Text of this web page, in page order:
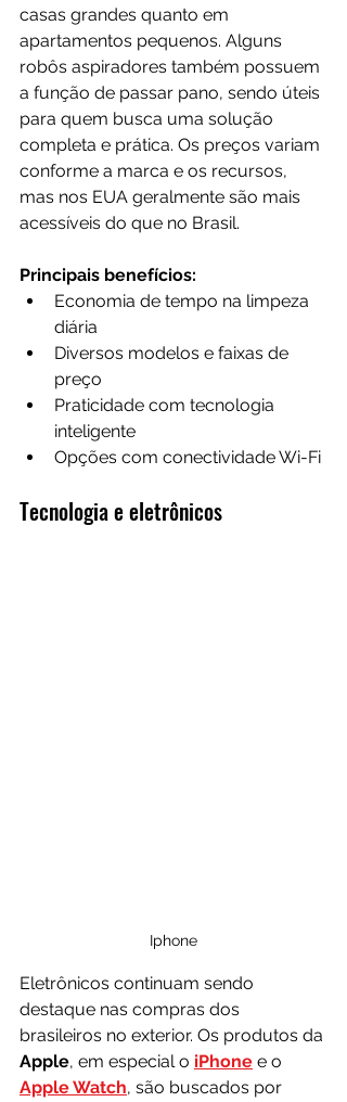
casas grandes quanto em
apartamentos pequenos. Alguns
robôs aspiradores também possuem
a função de passar pano, sendo úteis
para quem busca uma solução
completa e prática. Os preços variam
conforme a marca e os recursos,
mas nos EUA geralmente são mais
acessíveis do que no Brasil.
Principais benefícios:
Economia de tempo na limpeza
diária
Diversos modelos e faixas de
preço
Praticidade com tecnologia
inteligente
Opções com conectividade Wi-Fi
Tecnologia e eletrônicos
Iphone
Eletrônicos continuam sendo
destaque nas compras dos
brasileiros no exterior. Os produtos da
Apple, em especial o iPhone e o
Apple Watch, são buscados por